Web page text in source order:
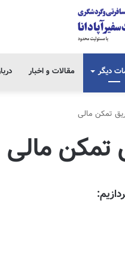
دیگر مقالات و اخبار
تمکن مالی
تمکن مالی